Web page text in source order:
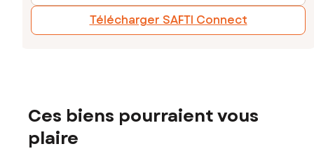
Télécharger SAFTI Connect
Ces biens pourraient vous
plaire